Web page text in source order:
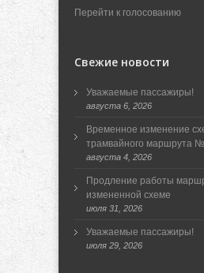
Перейти к голосованию
Свежие новости
Уважаемые пассажиры!
августа 6, 2026
Временное изменение
трамвайного маршрута
августа 4, 2026
Продление работы
измененной схеме
июля 31, 2026
Уважаемые пассажиры!
июля 29, 2026